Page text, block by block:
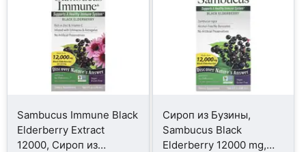
Sambucus Immune Black
Elderberry Extract
12000, Сироп из
Сироп из Бузины,
Sambucus Black
Elderberry 12000 mg,